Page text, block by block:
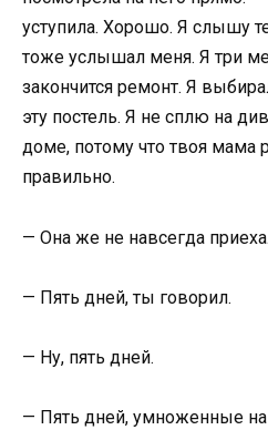
уступила. Хорошо. Я слышу
тоже услышал меня. Я три
закончится ремонт. Я
эту постель. Я не сплю на
доме, потому что твоя мама
правильно.
— Она же не навсегда
— Пять дней, ты говорил.
— Ну, пять дней.
— Пять дней, умноженные